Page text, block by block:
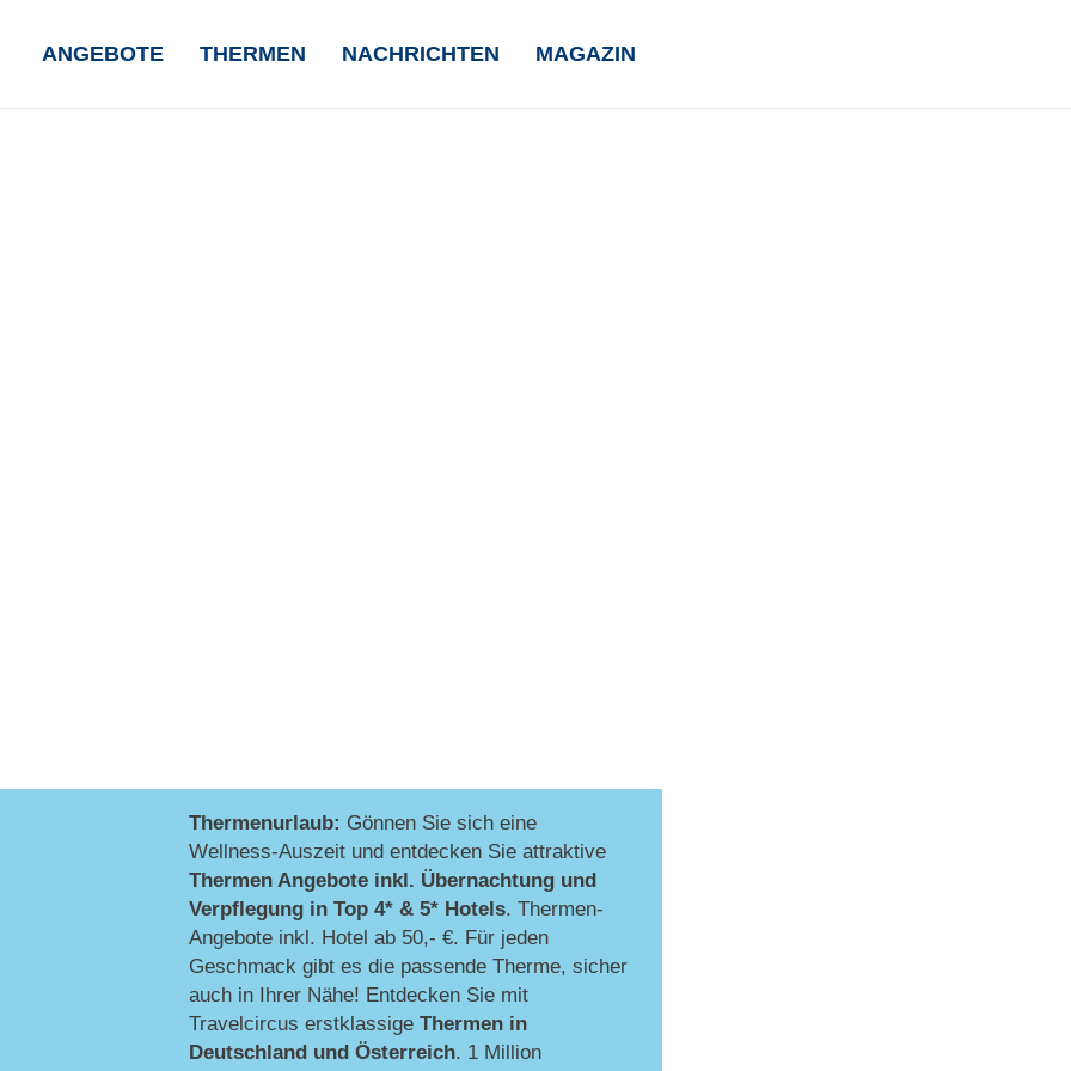
NAVIGATION
ANGEBOTE THERMEN NACHRICHTEN MAGAZIN
Thermenurlaub: Gönnen Sie sich eine
Wellness-Auszeit und entdecken Sie attraktive
Thermen Angebote inkl. Übernachtung und
Verpflegung in Top 4* & 5* Hotels. Thermen-
Angebote inkl. Hotel ab 50,- €. Für jeden
Geschmack gibt es die passende Therme, sicher
auch in Ihrer Nähe! Entdecken Sie mit
Travelcircus erstklassige Thermen in
Deutschland und Österreich. 1 Million